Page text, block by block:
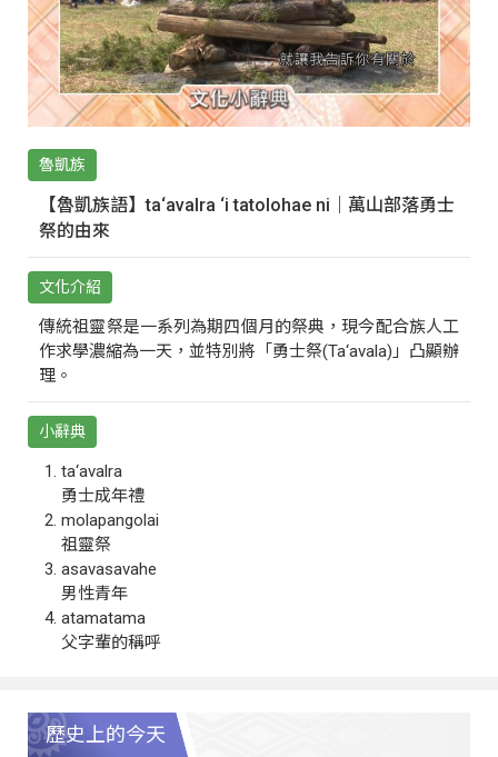
魯凱族
【魯凱族語】ta‘avalra ‘i tatolohae ni｜萬山部落勇士
祭的由來
文化介紹
傳統祖靈祭是一系列為期四個月的祭典，現今配合族人工
作求學濃縮為一天，並特別將「勇士祭(Ta‘avala)」凸顯辦
理。
小辭典
ta‘avalra
勇士成年禮
molapangolai
祖靈祭
asavasavahe
男性青年
atamatama
父字輩的稱呼
歷史上的今天